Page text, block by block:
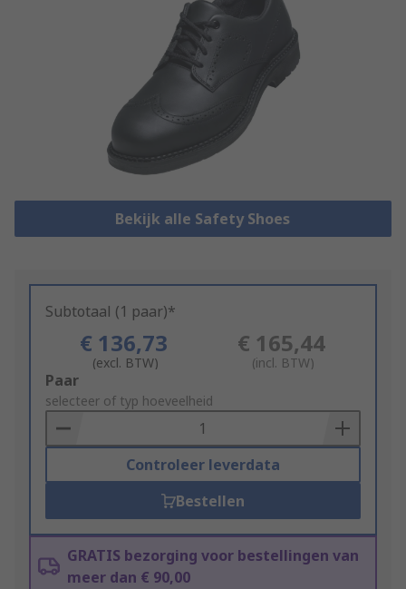
Bekijk alle Safety Shoes
Subtotaal (1 paar)*
€ 136,73
(excl. BTW)
€ 165,44
(incl. BTW)
Add
to
Basket
Paar
selecteer of typ hoeveelheid
Controleer leverdata
Bestellen
GRATIS bezorging voor bestellingen van
meer dan € 90,00